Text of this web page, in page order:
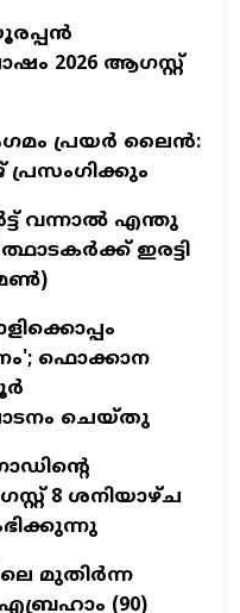
2026 ആഗസ്റ്റ്
പ്രയർ ലൈൻ:
പ്രസംഗിക്കും
വന്നാൽ എന്തു
ഇരട്ടി
ഫൊക്കാന
ചെയ്തു
8 ശനിയാഴ്ച
മുതിർന്ന
(90)